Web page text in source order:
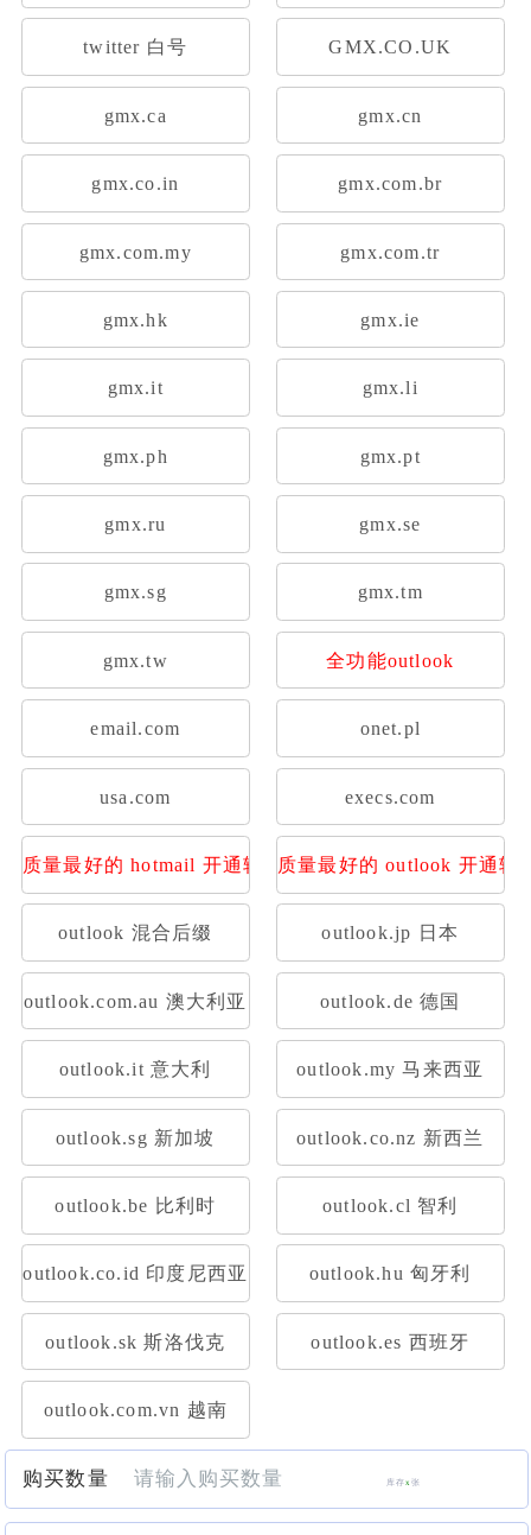
twitter 白号 GMX.CO.UK
gmx.ca gmx.cn
gmx.co.in gmx.com.br
gmx.com.my gmx.com.tr
gmx.hk gmx.ie
gmx.it gmx.li
gmx.ph gmx.pt
gmx.ru gmx.se
gmx.sg gmx.tm
gmx.tw 全功能outlook
email.com onet.pl
usa.com execs.com
质量最好的 hotmail 开通转发质量最好的 outlook 开通转
outlook 混合后缀 outlook.jp 日本
outlook.com.au 澳大利亚 outlook.de 德国
outlook.it 意大利 outlook.my 马来西亚
outlook.sg 新加坡 outlook.co.nz 新西兰
outlook.be 比利时 outlook.cl 智利
outlook.co.id 印度尼西亚 outlook.hu 匈牙利
outlook.sk 斯洛伐克 outlook.es 西班牙
outlook.com.vn 越南
购买数量 库存x张